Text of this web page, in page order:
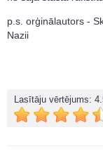
p.s. orģinālautors -
Nazii
Lasītāju vērtējums: